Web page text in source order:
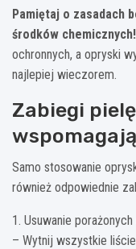
Pamiętaj o zasadach
środków chemicznych!
ochronnych, a opryski
najlepiej wieczorem.
Zabiegi
Samo stosowanie
również odpowiednie
1. Usuwanie
– Wytnij wszystkie